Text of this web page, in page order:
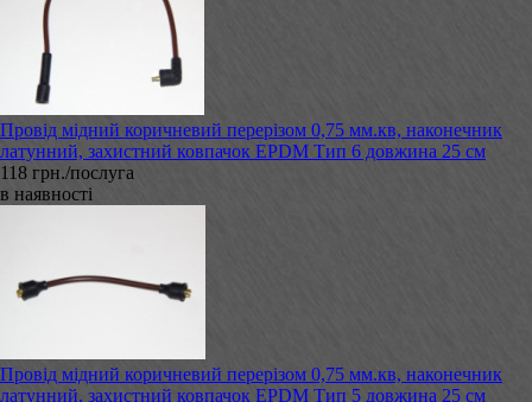
Провід мідний коричневий перерізом 0,75 мм.кв, наконечник
латунний, захистний ковпачок EPDM Тип 6 довжина 25 см
118 грн./послуга
в наявності
Провід мідний коричневий перерізом 0,75 мм.кв, наконечник
латунний, захистний ковпачок EPDM Тип 5 довжина 25 см